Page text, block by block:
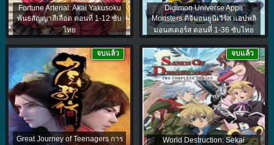
Fortune Arterial: Akai Yakusoku
พันธสัญญาสีเลือด ตอนที่ 1-12 ซับ
ไทย
Digimon Universe Appli
Monsters ดิจิมอนยูนิเวิร์ส แอปพลิ
มอนสเตอร์ส ตอนที่ 1-36 ซับไทย
Great Journey of Teenagers การ
จบแล้ว
World Destruction: Sekai
จบแล้ว